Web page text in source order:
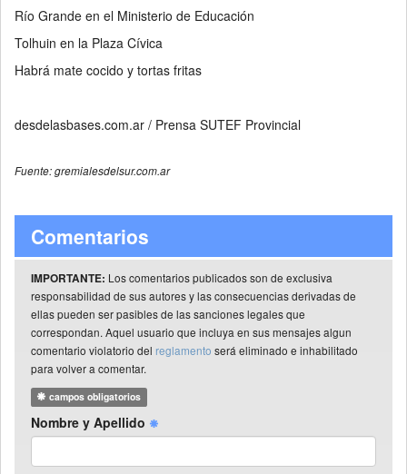
Río Grande en el Ministerio de Educación
Tolhuin en la Plaza Cívica
Habrá mate cocido y tortas fritas
desdelasbases.com.ar / Prensa SUTEF Provincial
Fuente: gremialesdelsur.com.ar
Comentarios
IMPORTANTE: Los comentarios publicados son de exclusiva
responsabilidad de sus autores y las consecuencias derivadas de
ellas pueden ser pasibles de las sanciones legales que
correspondan. Aquel usuario que incluya en sus mensajes algun
comentario violatorio del reglamento será eliminado e inhabilitado
para volver a comentar.
campos obligatorios
Nombre y Apellido